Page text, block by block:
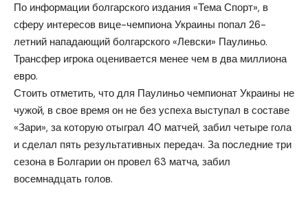
По информации болгарского издания «Тема Спорт», в
сферу интересов вице-чемпиона Украины попал 26-
летний нападающий болгарского «Левски» Паулиньо.
Трансфер игрока оценивается менее чем в два миллиона
евро.
Стоить отметить, что для Паулиньо чемпионат Украины не
чужой, в свое время он не без успеха выступал в составе
«Зари», за которую отыграл 40 матчей, забил четыре гола
и сделал пять результативных передач. За последние три
сезона в Болгарии он провел 63 матча, забил
восемнадцать голов.